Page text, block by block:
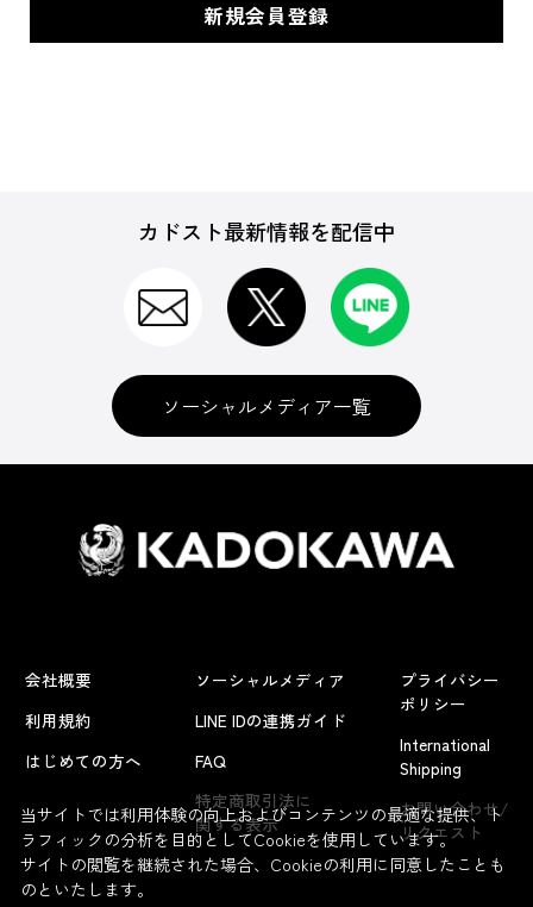
カドスト最新情報を配信中
ソーシャルメディア一覧
会社概要
利用規約
はじめての方へ
ソーシャルメディア
LINE IDの連携ガイド
FAQ
特定商取引法に
関する表示
プライバシー
ポリシー
International
Shipping
お問い合わせ/
リクエスト
当サイトでは利用体験の向上およびコンテンツの最適な提供、ト
ラフィックの分析を目的としてCookieを使用しています。
サイトの閲覧を継続された場合、Cookieの利用に同意したことも
のといたします。